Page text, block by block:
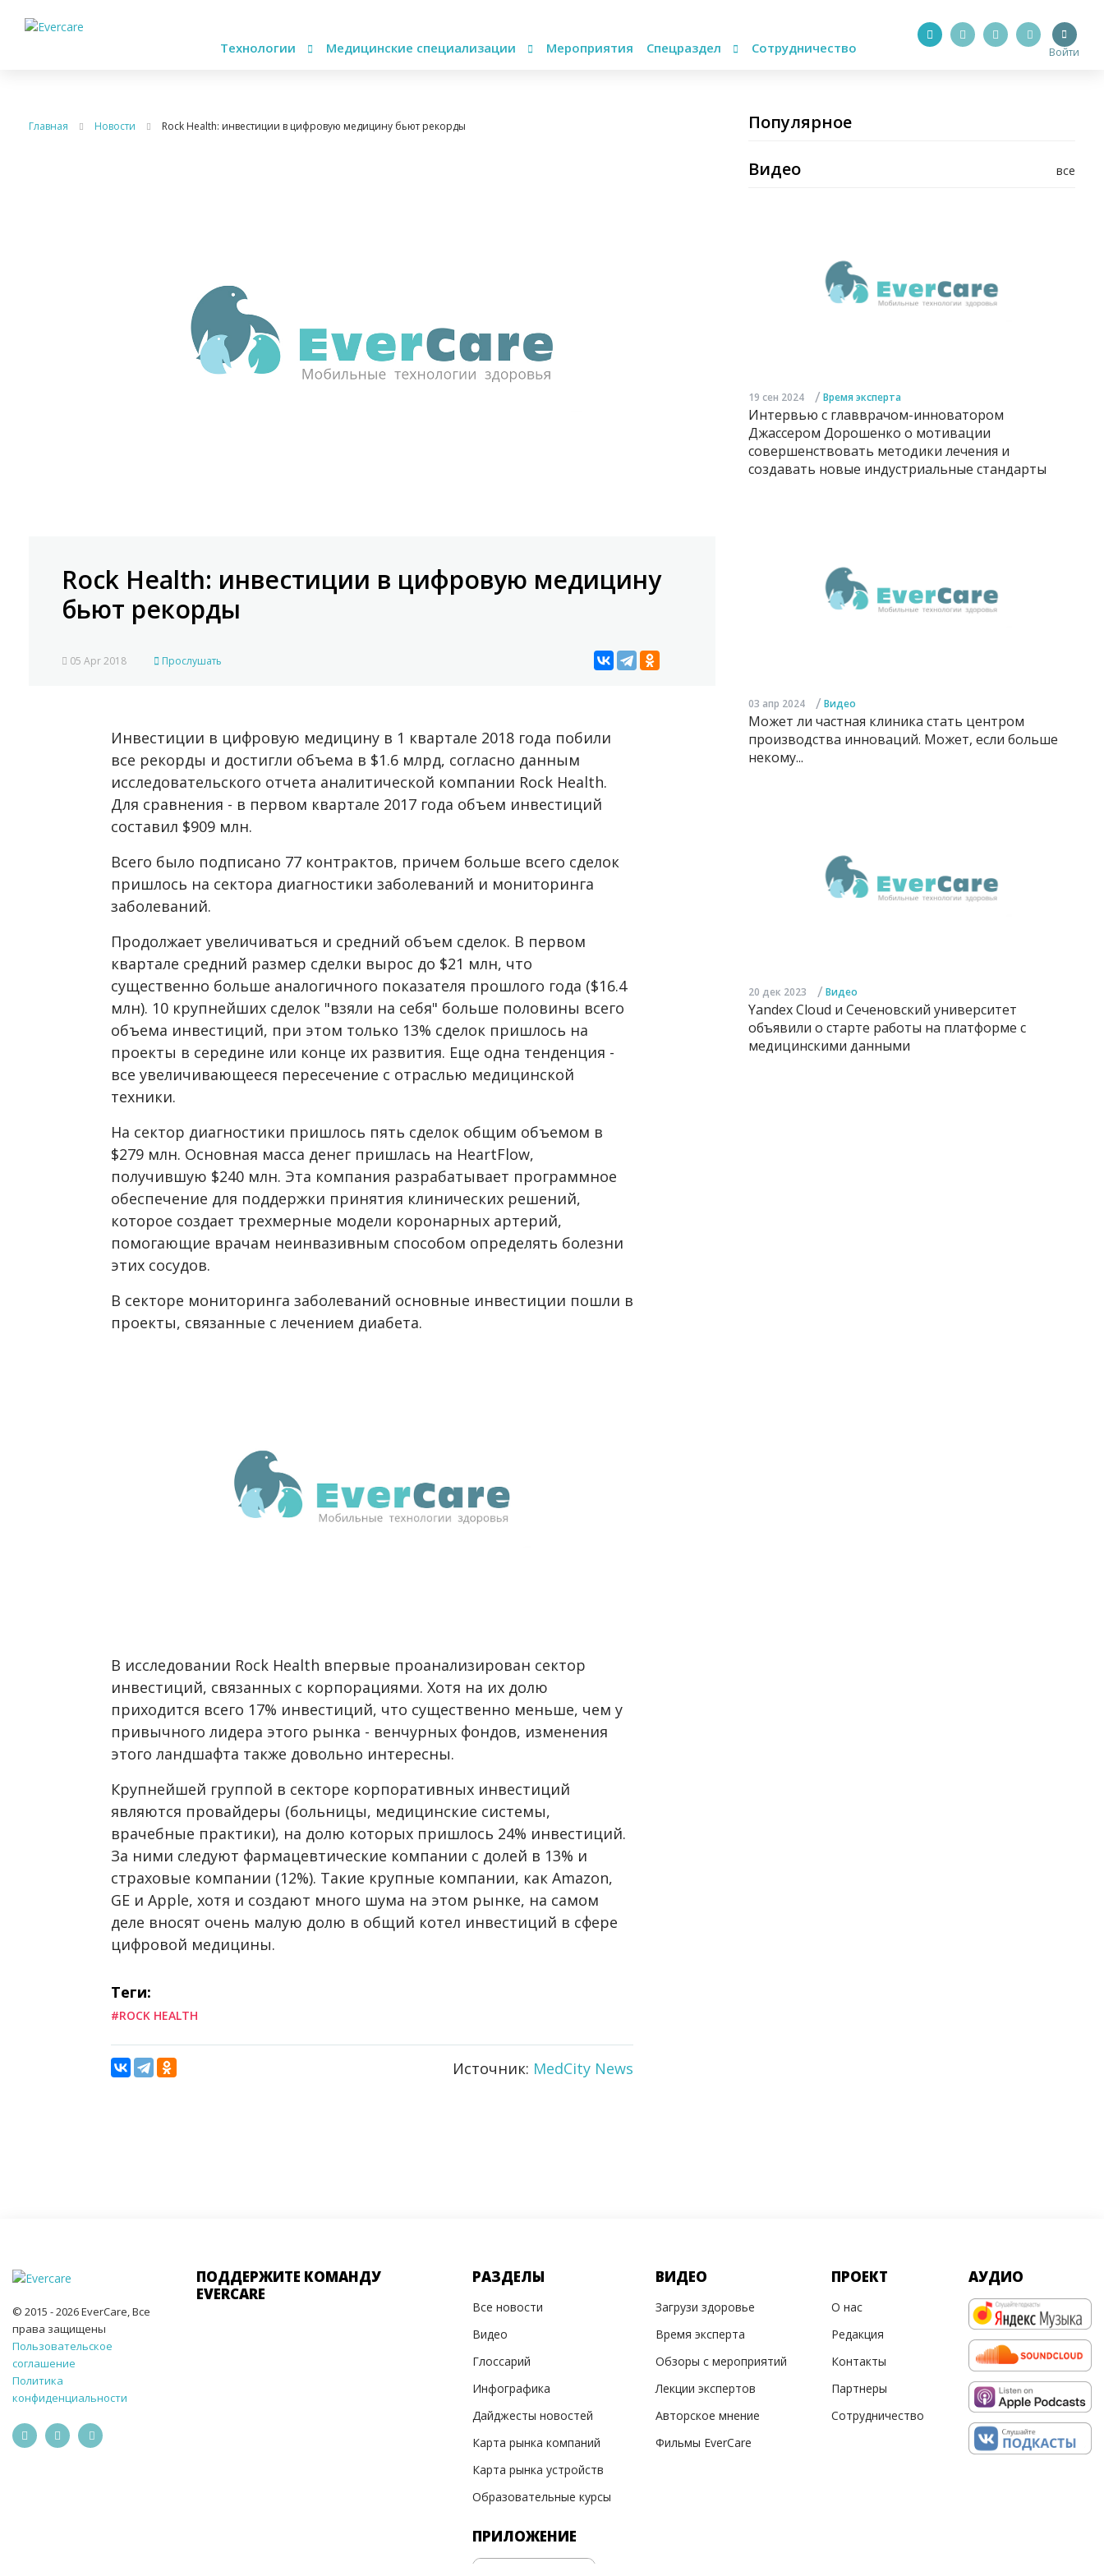
Технологии Медицинские специализации Мероприятия Спецраздел Сотрудничество Войти
Главная Новости Rock Health: инвестиции в цифровую медицину бьют рекорды
Rock Health: инвестиции в цифровую медицину
бьют рекорды
05 Apr 2018 Прослушать
Инвестиции в цифровую медицину в 1 квартале 2018 года побили
все рекорды и достигли объема в $1.6 млрд, согласно данным
исследовательского отчета аналитической компании Rock Health.
Для сравнения - в первом квартале 2017 года объем инвестиций
составил $909 млн.
Всего было подписано 77 контрактов, причем больше всего сделок
пришлось на сектора диагностики заболеваний и мониторинга
заболеваний.
Продолжает увеличиваться и средний объем сделок. В первом
квартале средний размер сделки вырос до $21 млн, что
существенно больше аналогичного показателя прошлого года ($16.4
млн). 10 крупнейших сделок "взяли на себя" больше половины всего
объема инвестиций, при этом только 13% сделок пришлось на
проекты в середине или конце их развития. Еще одна тенденция -
все увеличивающееся пересечение с отраслью медицинской
техники.
На сектор диагностики пришлось пять сделок общим объемом в
$279 млн. Основная масса денег пришлась на HeartFlow,
получившую $240 млн. Эта компания разрабатывает программное
обеспечение для поддержки принятия клинических решений,
которое создает трехмерные модели коронарных артерий,
помогающие врачам неинвазивным способом определять болезни
этих сосудов.
В секторе мониторинга заболеваний основные инвестиции пошли в
проекты, связанные с лечением диабета.
В исследовании Rock Health впервые проанализирован сектор
инвестиций, связанных с корпорациями. Хотя на их долю
приходится всего 17% инвестиций, что существенно меньше, чем у
привычного лидера этого рынка - венчурных фондов, изменения
этого ландшафта также довольно интересны.
Крупнейшей группой в секторе корпоративных инвестиций
являются провайдеры (больницы, медицинские системы,
врачебные практики), на долю которых пришлось 24% инвестиций.
За ними следуют фармацевтические компании с долей в 13% и
страховые компании (12%). Такие крупные компании, как Amazon,
GE и Apple, хотя и создают много шума на этом рынке, на самом
деле вносят очень малую долю в общий котел инвестиций в сфере
цифровой медицины.
Теги:
#ROCK HEALTH
Источник: MedCity News
Популярное
все
Видео
19 сен 2024 / Время эксперта
Интервью с главврачом-инноватором
Джассером Дорошенко о мотивации
совершенствовать методики лечения и
создавать новые индустриальные стандарты
03 апр 2024 / Видео
Может ли частная клиника стать центром
производства инноваций. Может, если больше
некому...
20 дек 2023 / Видео
Yandex Cloud и Сеченовский университет
объявили о старте работы на платформе с
медицинскими данными
© 2015 - 2026 EverCare, Все
права защищены
Пользовательское
соглашение
Политика
конфиденциальности
ПОДДЕРЖИТЕ КОМАНДУ
EVERCARE
РАЗДЕЛЫ
Все новости
Видео
Глоссарий
Инфографика
Дайджесты новостей
Карта рынка компаний
Карта рынка устройств
Образовательные курсы
ПРИЛОЖЕНИЕ
ВИДЕО
Загрузи здоровье
Время эксперта
Обзоры с мероприятий
Лекции экспертов
Авторское мнение
Фильмы EverCare
ПРОЕКТ
О нас
Редакция
Контакты
Партнеры
Сотрудничество
АУДИО